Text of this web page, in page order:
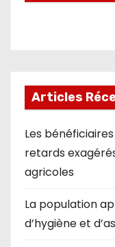
Articles
Les
retards
agricoles
La population
d’hygiène et